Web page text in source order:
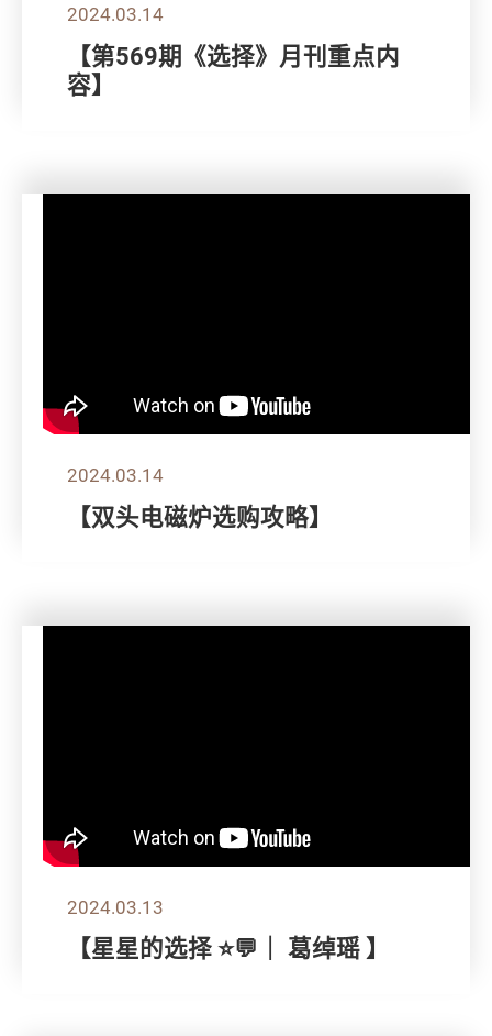
2024.03.14
【第569期《选择》月刊重点内
容】
2024.03.14
【双头电磁炉选购攻略】
2024.03.13
【星星的选择 ⭐💬｜ 葛绰瑶 】